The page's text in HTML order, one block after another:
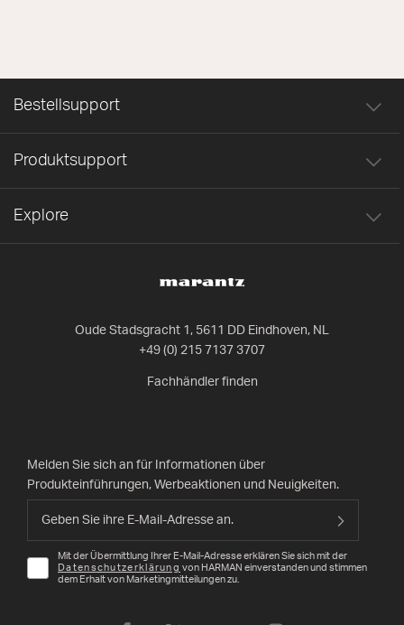
Oude Stadsgracht 1, 5611 DD Eindhoven, NL
+49 (0) 215 7137 3707
Fachhändler finden
Bestellsupport
Produktsupport
Explore
Melden Sie sich an für Informationen über
Produkteinführungen, Werbeaktionen und Neuigkeiten.
Mit der Übermittlung Ihrer E-Mail-Adresse erklären Sie sich mit der
Datenschutzerklärung von HARMAN einverstanden und stimmen
dem Erhalt von Marketingmitteilungen zu.